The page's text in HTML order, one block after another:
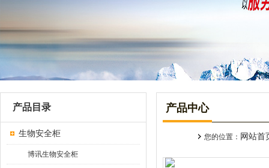
产品目录
生物安全柜
博讯生物安全柜
产品中心
您的位置： 网站首